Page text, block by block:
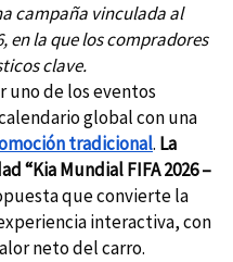
campaña vinculada al
en la que los compradores
clave.
uno de los eventos
global con una
tradicional. La
“Kia Mundial FIFA 2026 –
que convierte la
interactiva, con
neto del carro.